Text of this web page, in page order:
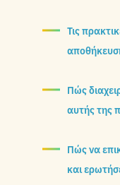
Τις
Πώς
αυτής της
Πώς να
και